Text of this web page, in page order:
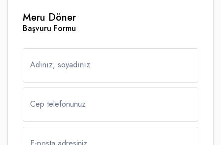
Meru Döner
Başvuru Formu
Adınız, soyadınız
Cep telefonunuz